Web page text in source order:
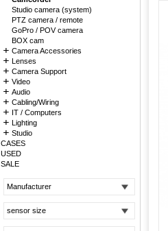
Studio camera (system)
PTZ camera / remote
GoPro / POV camera
BOX cam
Camera Accessories
Lenses
Camera Support
Video
Audio
Cabling/Wiring
IT / Computers
Lighting
Studio
CASES
USED
SALE
Manufacturer
sensor size